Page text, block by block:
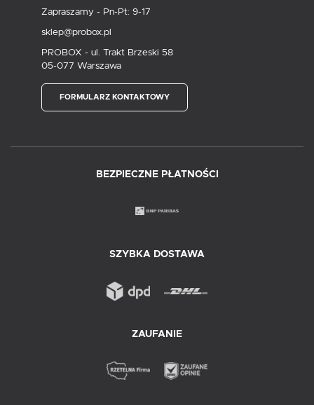
Zapraszamy - Pn-Pt: 9-17
sklep@probox.pl
PROBOX - ul. Trakt Brzeski 58
05-077 Warszawa
FORMULARZ KONTAKTOWY
BEZPIECZNE PŁATNOŚCI
SZYBKA DOSTAWA
ZAUFANIE